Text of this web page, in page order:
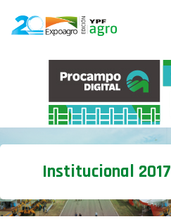
Institucional 2017